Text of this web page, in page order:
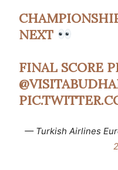
NEXT
FINAL SCORE
— Turkish Airlines